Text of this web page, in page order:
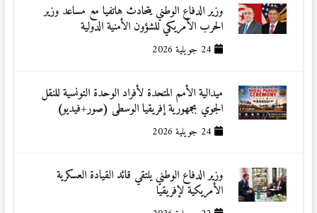
وزير الدفاع الوطني يتحادث هاتفيا مع مساعد وزير
الحرب الأمريكي للشؤون الأمنية الدولية
ميدالية الأمم المتحدة لأفراد الوحدة التونسية للنقل
الجوي بجمهورية إفريقيا الوسطى (صور+فيديو)
وزير الدفاع الوطني يلتقي قائد القيادة العسكرية
الأمريكية لإفريقيا